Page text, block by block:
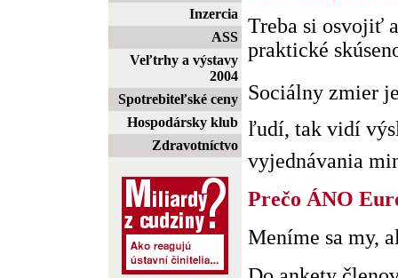
Inzercia
ASS
Veľtrhy a výstavy
2004
Spotrebiteľské ceny
Hospodársky klub
Zdravotníctvo
Treba si osvojiť
praktické
Sociálny zmier
ľudí, tak vidí
vyjednávania
Prečo ÁNO
Meníme sa my,